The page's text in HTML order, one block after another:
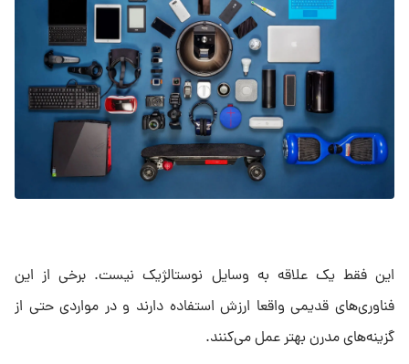
این فقط یک علاقه به وسایل نوستالژیک نیست. برخی از این
فناوری‌های قدیمی واقعا ارزش استفاده دارند و در مواردی حتی از
گزینه‌های مدرن بهتر عمل می‌کنند.